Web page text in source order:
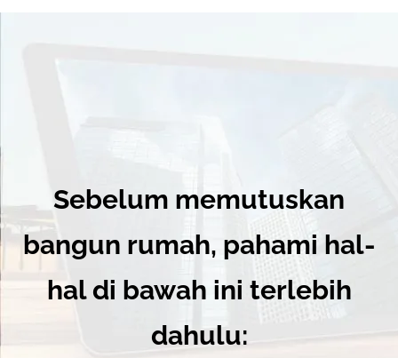
Sebelum memutuskan
bangun rumah, pahami hal-
hal di bawah ini terlebih
dahulu: